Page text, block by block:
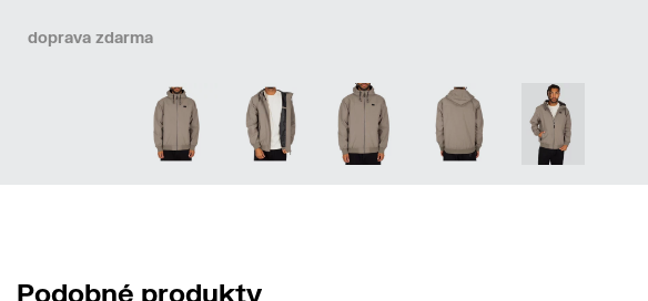
doprava zdarma
Podobné produkty